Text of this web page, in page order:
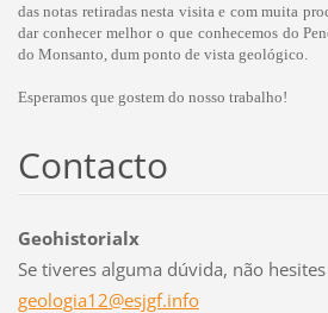
das notas retiradas nesta visita e com muita
dar conhecer melhor o que conhecemos do
do Monsanto, dum ponto de vista geológico.
Esperamos que gostem do nosso trabalho!
Contacto
Geohistorialx
Se tiveres alguma dúvida, não
geologia12@esjgf.info